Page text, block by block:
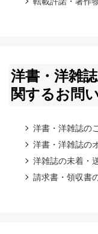
洋書・洋雑
関するお問
洋書・洋雑誌の
洋書・洋雑誌の
洋雑誌の未着・
請求書・領収書